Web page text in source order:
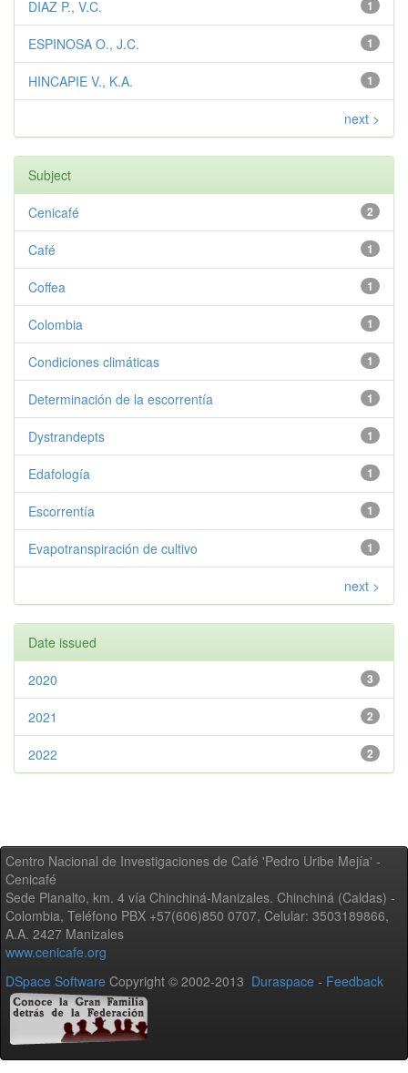
1
DIAZ P., V.C.
1
ESPINOSA O., J.C.
1
HINCAPIE V., K.A.
next >
Subject
2
Cenicafé
1
Café
1
Coffea
1
Colombia
1
Condiciones climáticas
1
Determinación de la escorrentía
1
Dystrandepts
1
Edafología
1
Escorrentía
1
Evapotranspiración de cultivo
next >
Date issued
3
2020
2
2021
2
2022
Centro Nacional de Investigaciones de Café 'Pedro Uribe Mejía' -
Cenicafé
Sede Planalto, km. 4 vía Chinchiná-Manizales. Chinchiná (Caldas) -
Colombia, Teléfono PBX +57(606)850 0707, Celular: 3503189866,
A.A. 2427 Manizales
www.cenicafe.org
DSpace Software Copyright © 2002-2013 Duraspace - Feedback